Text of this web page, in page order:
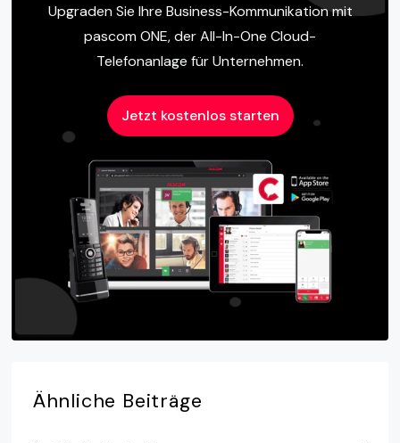
Upgraden Sie Ihre Business-Kommunikation mit
pascom ONE, der All-In-One Cloud-
Telefonanlage für Unternehmen.
Jetzt kostenlos starten
Ähnliche Beiträge